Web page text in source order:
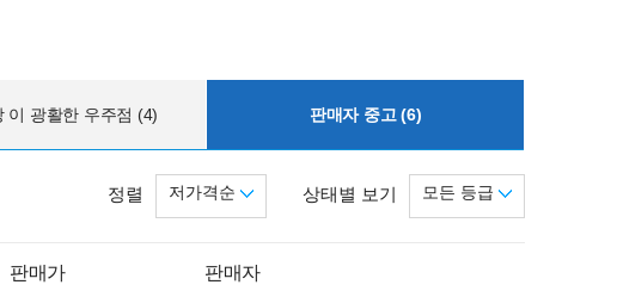
이 광활한 우주점 (4) 판매자 중고 (6)
상태별 보기 모든 등급
정렬 저가격순
판매가 판매자